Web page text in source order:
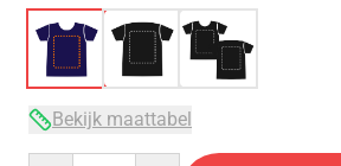
Bekijk maattabel